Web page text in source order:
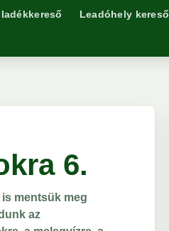
Leadóhely kereső
6.
mentsük meg
az